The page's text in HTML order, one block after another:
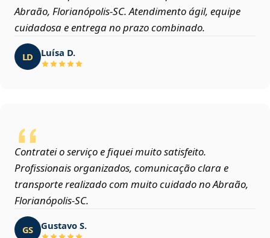
Abraão, Florianópolis‑SC. Atendimento ágil, equipe
cuidadosa e entrega no prazo combinado.
LD Luísa D.
Contratei o serviço e fiquei muito satisfeito.
Profissionais organizados, comunicação clara e
transporte realizado com muito cuidado no Abraão,
Florianópolis‑SC.
GS Gustavo S.